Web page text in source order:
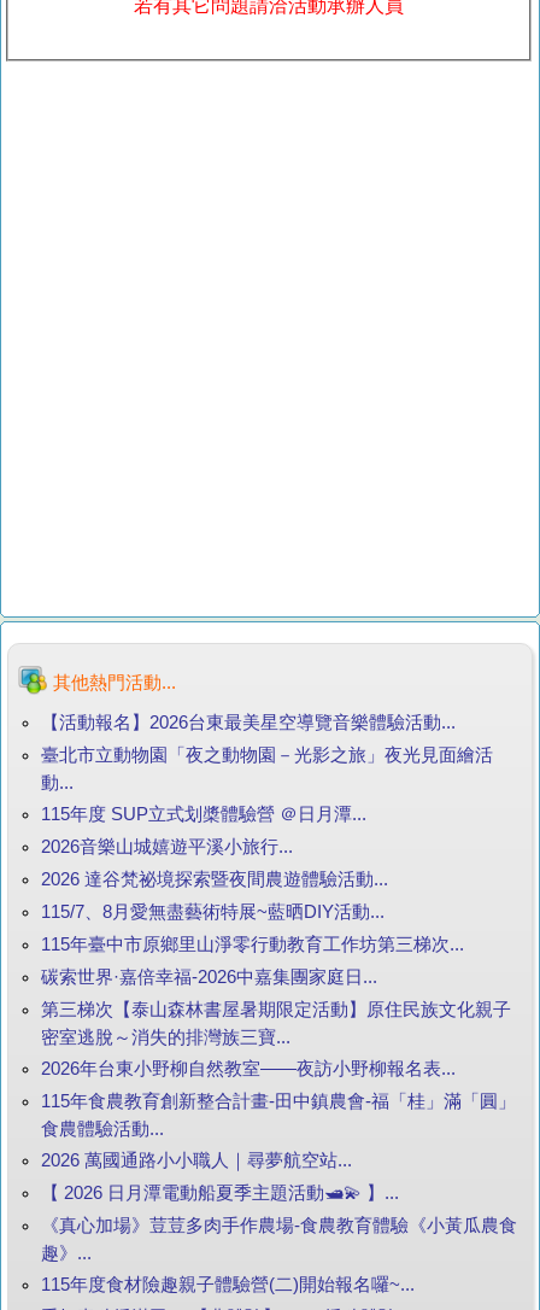
若有其它問題請洽活動承辦人員
其他熱門活動...
【活動報名】2026台東最美星空導覽音樂體驗活動...
臺北市立動物園「夜之動物園－光影之旅」夜光見面繪活
動...
115年度 SUP立式划槳體驗營 ＠日月潭...
2026音樂山城嬉遊平溪小旅行...
2026 達谷梵祕境探索暨夜間農遊體驗活動...
115/7、8月愛無盡藝術特展~藍晒DIY活動...
115年臺中市原鄉里山淨零行動教育工作坊第三梯次...
碳索世界·嘉倍幸福-2026中嘉集團家庭日...
第三梯次【泰山森林書屋暑期限定活動】原住民族文化親子
密室逃脫～消失的排灣族三寶...
2026年台東小野柳自然教室——夜訪小野柳報名表...
115年食農教育創新整合計畫-田中鎮農會-福「桂」滿「圓」
食農體驗活動...
2026 萬國通路小小職人｜尋夢航空站...
【 2026 日月潭電動船夏季主題活動🛥️💫 】...
《真心加場》荳荳多肉手作農場-食農教育體驗《小黃瓜農食
趣》...
115年度食材險趣親子體驗營(二)開始報名囉~...